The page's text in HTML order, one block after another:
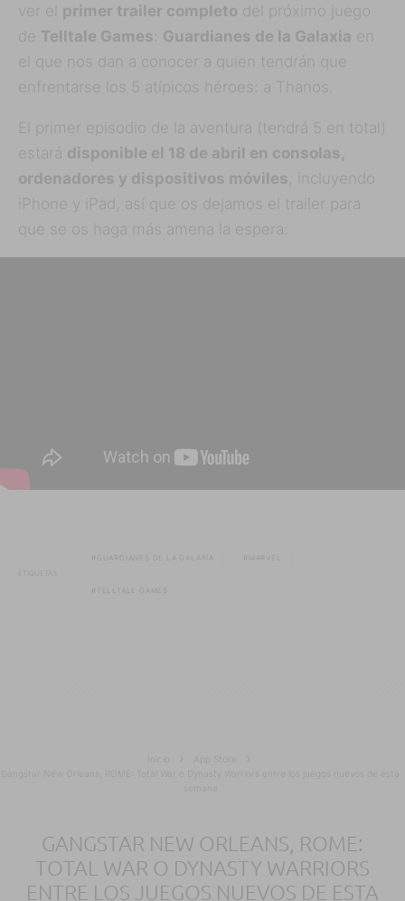
ver el primer trailer completo del próximo juego
de Telltale Games : Guardianes de la Galaxia en
el que nos dan a conocer a quien tendrán que
enfrentarse los 5 atípicos héroes: a Thanos.
El primer episodio de la aventura (tendrá 5 en total)
estará disponible el 18 de abril en consolas,
ordenadores y dispositivos móviles , incluyendo
iPhone y iPad, así que os dejamos el trailer para
que se os haga más amena la espera:
ETIQUETAS
GUARDIANES DE LA GALAXIA MARVEL
TELLTALE GAMES
App Store
Gangstar New Orleans, ROME: Total War o Dynasty Warriors entre los juegos nuevos de esta
GANGSTAR NEW ORLEANS, ROME:
TOTAL WAR O DYNASTY WARRIORS
ENTRE LOS JUEGOS NUEVOS DE ESTA